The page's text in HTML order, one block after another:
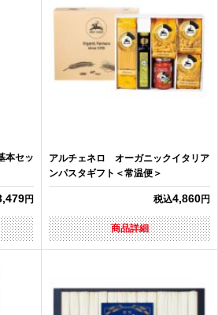
本セッ
円
アルチェネロ オーガニックイタリア
ンパスタギフト＜常温便＞
税込4,860円
商品詳細